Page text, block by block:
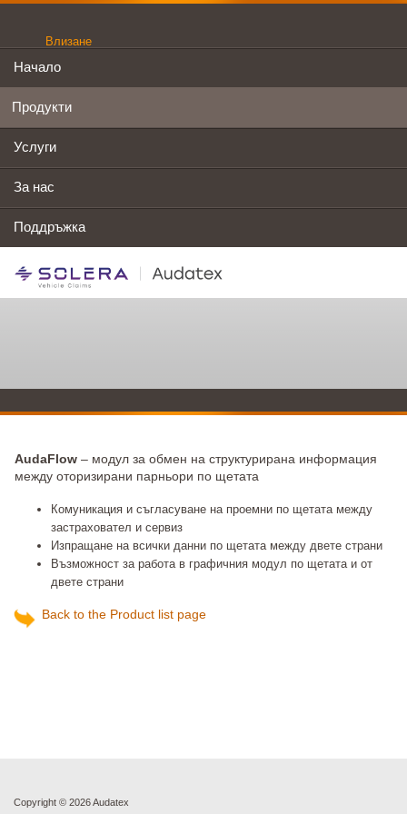
Влизане
Начало
Продукти
Услуги
За нас
Поддръжка
AudaFlow– модул за обмен на структурирана информация
между оторизирани парньори по щетата
Комуникация и съгласуване на проемни по щетата между
застраховател и сервиз
Изпращане на всички данни по щетата между двете страни
Възможност за работа в графичния модул по щетата и от
двете страни
Back to the Product list page
Copyright © 2026 Audatex